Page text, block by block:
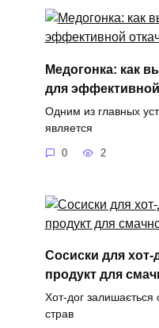
Медогонка: как
для
Одним из главных
является
0 2
Сосиски для хот-
продукт для
Хот-дог залишається
страв